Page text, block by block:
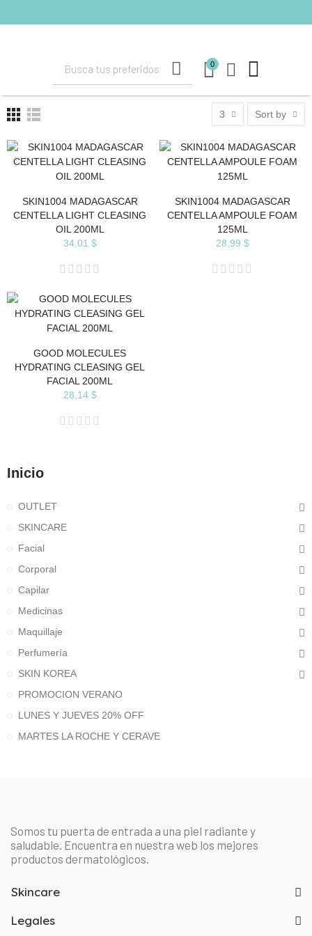
0
3 Sort by
SKIN1004 MADAGASCAR
CENTELLA LIGHT CLEASING
OIL 200ML
34,01 $
SKIN1004 MADAGASCAR
CENTELLA AMPOULE FOAM
125ML
28,99 $
GOOD MOLECULES
HYDRATING CLEASING GEL
FACIAL 200ML
28,14 $
Inicio
OUTLET
SKINCARE
Facial
Corporal
Capilar
Medicinas
Maquillaje
Perfumería
SKIN KOREA
PROMOCION VERANO
LUNES Y JUEVES 20% OFF
MARTES LA ROCHE Y CERAVE
Somos tu puerta de entrada a una piel radiante y
saludable. Encuentra en nuestra web los mejores
productos dermatológicos.
Skincare
Legales